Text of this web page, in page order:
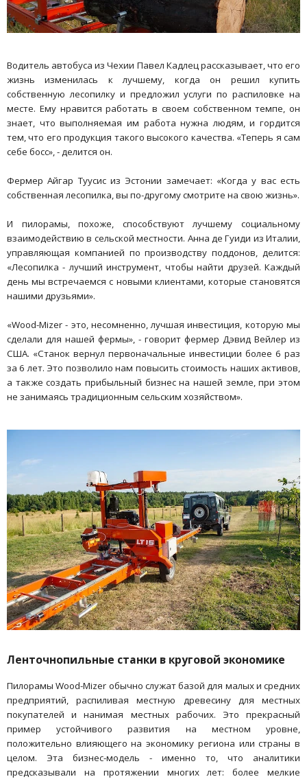
Водитель автобуса из Чехии Павел Кадлец рассказывает, что его
жизнь изменилась к лучшему, когда он решил купить
собственную лесопилку и предложил услуги по распиловке на
месте. Ему нравится работать в своем собственном темпе, он
знает, что выполняемая им работа нужна людям, и гордится
тем, что его продукция такого высокого качества. «Теперь я сам
себе босс», - делится он.
Фермер Айгар Туусис из Эстонии замечает: «Когда у вас есть
собственная лесопилка, вы по-другому смотрите на свою жизнь».
И пилорамы, похоже, способствуют лучшему социальному
взаимодействию в сельской местности. Анна де Гуиди из Италии,
управляющая компанией по производству поддонов, делится:
«Лесопилка - лучший инструмент, чтобы найти друзей. Каждый
день мы встречаемся с новыми клиентами, которые становятся
нашими друзьями».
«Wood-Mizer - это, несомненно, лучшая инвестиция, которую мы
сделали для нашей фермы», - говорит фермер Дэвид Вейлер из
США. «Станок вернул первоначальные инвестиции более 6 раз
за 6 лет. Это позволило нам повысить стоимость наших активов,
а также создать прибыльный бизнес на нашей земле, при этом
не занимаясь традиционным сельским хозяйством».
Ленточнопильные станки в круговой экономике
Пилорамы Wood-Mizer обычно служат базой для малых и средних
предприятий, распиливая местную древесину для местных
покупателей и нанимая местных рабочих. Это прекрасный
пример устойчивого развития на местном уровне,
положительно влияющего на экономику региона или страны в
целом. Эта бизнес-модель - именно то, что аналитики
предсказывали на протяжении многих лет: более мелкие